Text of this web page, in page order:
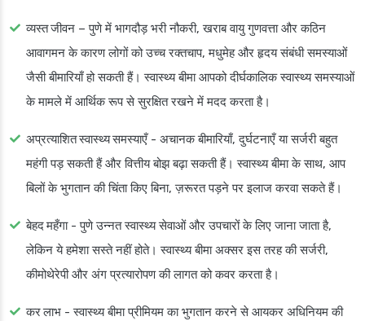
व्यस्त जीवन – पुणे में भागदौड़ भरी नौकरी, खराब वायु गुणवत्ता और कठिन
आवागमन के कारण लोगों को उच्च रक्तचाप, मधुमेह और हृदय संबंधी समस्याओं
जैसी बीमारियाँ हो सकती हैं। स्वास्थ्य बीमा आपको दीर्घकालिक स्वास्थ्य समस्याओं
के मामले में आर्थिक रूप से सुरक्षित रखने में मदद करता है।
अप्रत्याशित स्वास्थ्य समस्याएँ- अचानक बीमारियाँ, दुर्घटनाएँ या सर्जरी बहुत
महंगी पड़ सकती हैं और वित्तीय बोझ बढ़ा सकती हैं। स्वास्थ्य बीमा के साथ, आप
बिलों के भुगतान की चिंता किए बिना, ज़रूरत पड़ने पर इलाज करवा सकते हैं।
बेहद महँगा- पुणे उन्नत स्वास्थ्य सेवाओं और उपचारों के लिए जाना जाता है,
लेकिन ये हमेशा सस्ते नहीं होते। स्वास्थ्य बीमा अक्सर इस तरह की सर्जरी,
कीमोथेरेपी और अंग प्रत्यारोपण की लागत को कवर करता है।
कर लाभ - स्वास्थ्य बीमा प्रीमियम का भुगतान करने से आयकर अधिनियम की